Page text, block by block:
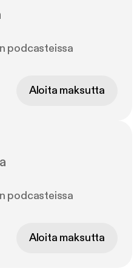
podcasteissa
Aloita maksutta
podcasteissa
Aloita maksutta